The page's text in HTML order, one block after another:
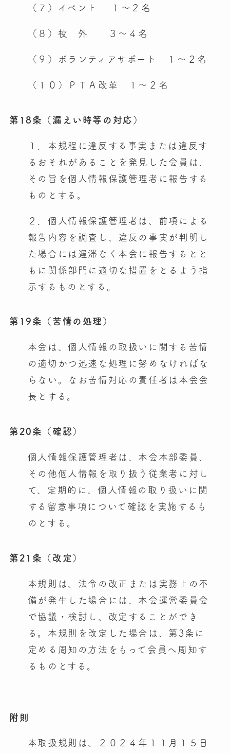
（７）イベント １～２名
（８）校 外 ３～４名
（９）ボランティアサポート １～２名
（１０）ＰＴＡ改革 １～２名
第18条（漏えい時等の対応）
１．本規程に違反する事実または違反す
るおそれがあることを発見した会員は、
その旨を個人情報保護管理者に報告する
ものとする。
２．個人情報保護管理者は、前項による
報告内容を調査し、違反の事実が判明し
た場合には遅滞なく本会に報告するとと
もに関係部門に適切な措置をとるよう指
示するものとする。
第19条（苦情の処理）
本会は、個人情報の取扱いに関する苦情
の適切かつ迅速な処理に努めなければな
らない。なお苦情対応の責任者は本会会
長とする。
第20条（確認）
個人情報保護管理者は、本会本部委員、
その他個人情報を取り扱う従業者に対し
て、定期的に、個人情報の取り扱いに関
する留意事項について確認を実施するも
のとする。
第21条（改定）
本規則は、法令の改正または実務上の不
備が発生した場合には、本会運営委員会
で協議・検討し、改定することができ
る。本規則を改定した場合は、第3条に
定める周知の方法をもって会員へ周知す
るものとする。
附則
本取扱規則は、２０２４年１１月１５日